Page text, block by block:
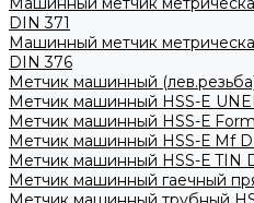
DIN 371
Машинный метчик
DIN 376
Метчик машинный
Метчик машинный HSS-E
Метчик машинный HSS-Е
Метчик машинный HSS-Е Mf
Метчик машинный HSS-Е TIN
Метчик машинный гаечный